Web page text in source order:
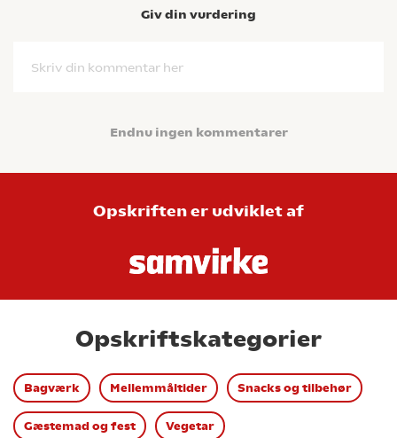
Giv din vurdering
Skriv din kommentar her
Endnu ingen kommentarer
Opskriften er udviklet af
Opskriftskategorier
Bagværk Mellemmåltider Snacks og tilbehør
Gæstemad og fest Vegetar